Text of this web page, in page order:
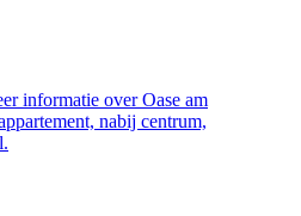
informatie over Oase am
nabij centrum,